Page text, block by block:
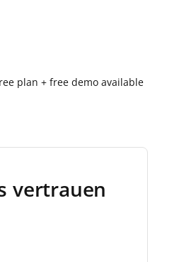
plan + free demo available
vertrauen